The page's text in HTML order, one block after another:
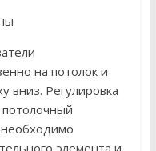
на потолок и
вниз. Регулировка
элемента и